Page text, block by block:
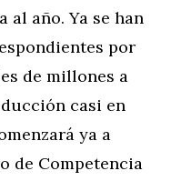
al año. Ya se han
por
de millones a
casi en
ya a
de Competencia